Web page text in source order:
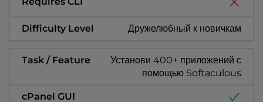
Дружелюбный к новичкам
Установи 400+ приложений с
помощью Softaculous